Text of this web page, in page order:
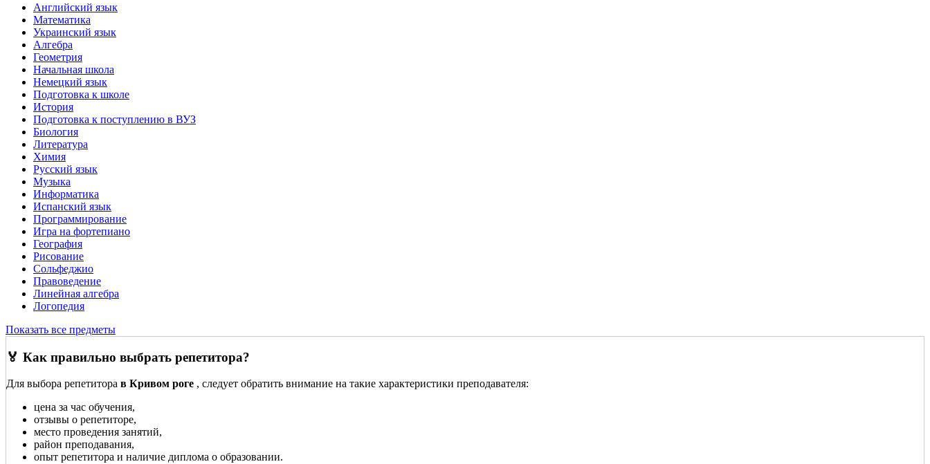
Английский язык
Математика
Украинский язык
Алгебра
Геометрия
Начальная школа
Немецкий язык
Подготовка к школе
История
Подготовка к поступлению в ВУЗ
Биология
Литература
Химия
Русский язык
Музыка
Информатика
Испанский язык
Программирование
Игра на фортепиано
География
Рисование
Сольфеджио
Правоведение
Линейная алгебра
Логопедия
Показать все предметы
🏅 Как правильно выбрать репетитора?
Для выбора репетитора в Кривом роге , следует обратить внимание на такие характеристики преподавателя:
цена за час обучения,
отзывы о репетиторе,
место проведения занятий,
район преподавания,
опыт репетитора и наличие диплома о образовании.